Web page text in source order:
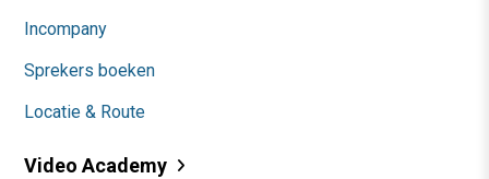
Incompany
Sprekers boeken
Locatie & Route
Video Academy